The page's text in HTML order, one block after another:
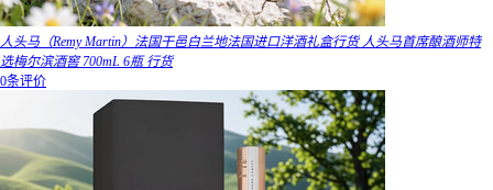
人头马（Remy Martin）法国干邑白兰地法国进口洋酒礼盒行货 人头马首席酿酒师特
选梅尔滨酒窖 700mL 6瓶 行货
0条评价